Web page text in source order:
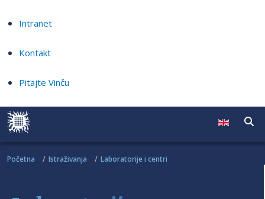
Intranet
Kontakt
Pitajte Vinču
Početna Istraživanja Laboratorije i centri